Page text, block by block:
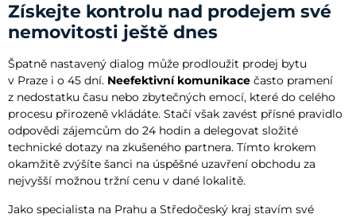
Získejte kontrolu nad prodejem své
nemovitosti ještě dnes
Špatně nastavený dialog může prodloužit prodej bytu
v Praze i o 45 dní. Neefektivní komunikace často pramení
z nedostatku času nebo zbytečných emocí, které do celého
procesu přirozeně vkládáte. Stačí však zavést přísné pravidlo
odpovědi zájemcům do 24 hodin a delegovat složité
technické dotazy na zkušeného partnera. Tímto krokem
okamžitě zvýšíte šanci na úspěšné uzavření obchodu za
nejvyšší možnou tržní cenu v dané lokalitě.
Jako specialista na Prahu a Středočeský kraj stavím své